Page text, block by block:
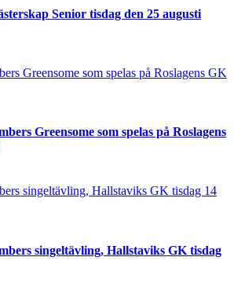
Senior tisdag den 25 augusti
Greensome som spelas på Roslagens GK
Greensome som spelas på Roslagens
singeltävling, Hallstaviks GK tisdag 14
singeltävling, Hallstaviks GK tisdag